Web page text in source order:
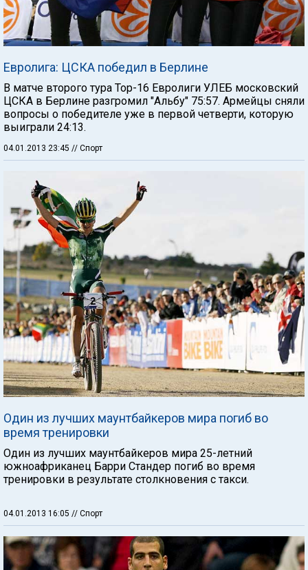
Евролига: ЦСКА победил в Берлине
В матче второго тура Тор-16 Евролиги УЛЕБ московский
ЦСКА в Берлине разгромил "Альбу" 75:57. Армейцы сняли
вопросы о победителе уже в первой четверти, которую
выиграли 24:13.
04.01.2013 23:45 // Спорт
Один из лучших маунтбайкеров мира погиб во
время тренировки
Один из лучших маунтбайкеров мира 25-летний
южноафриканец Барри Стандер погиб во время
тренировки в результате столкновения с такси.
04.01.2013 16:05 // Спорт